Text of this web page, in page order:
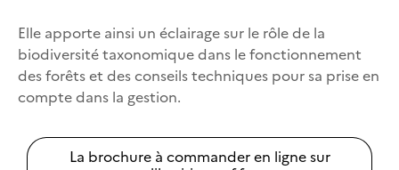
Elle apporte ainsi un éclairage sur le rôle de la
biodiversité taxonomique dans le fonctionnement
des forêts et des conseils techniques pour sa prise en
compte dans la gestion.
La brochure à commander en ligne sur